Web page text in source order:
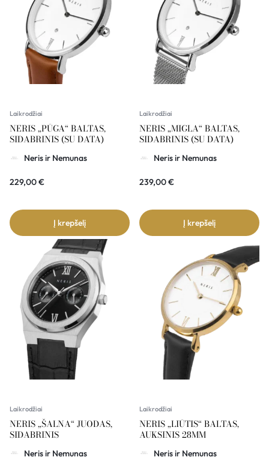
Laikrodžiai
NERIS „PŪGA“ BALTAS,
SIDABRINIS (SU DATA)
Neris ir Nemunas
229,00€
Į krepšelį
Laikrodžiai
NERIS „MIGLA“ BALTAS,
SIDABRINIS (SU DATA)
Neris ir Nemunas
239,00€
Į krepšelį
Laikrodžiai
NERIS „ŠALNA“ JUODAS,
SIDABRINIS
Neris ir Nemunas
Laikrodžiai
NERIS „LIŪTIS“ BALTAS,
AUKSINIS 28MM
Neris ir Nemunas